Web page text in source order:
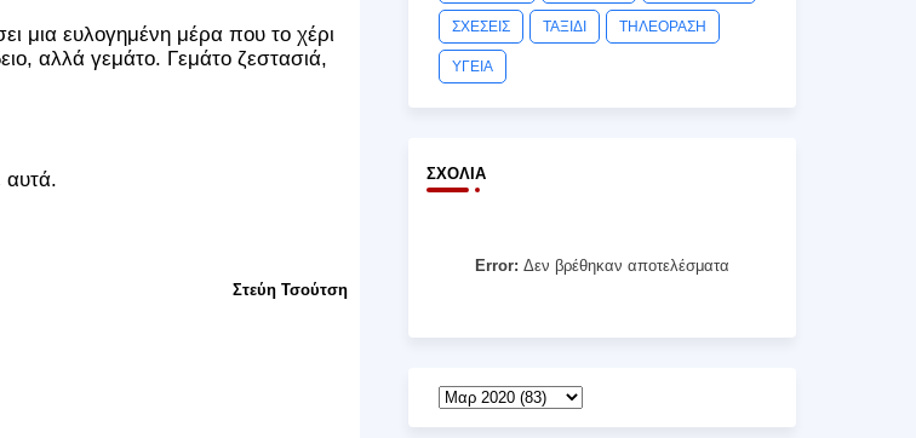
μια ευλογημένη μέρα που το χέρι
αλλά γεμάτο. Γεμάτο ζεστασιά,
αυτά.
Στεύη Τσούτση
ΣΧΕΣΕΙΣ ΤΑΞΙΔΙ ΤΗΛΕΟΡΑΣΗ
ΥΓΕΙΑ
ΣΧΌΛΙΑ
Error: Δεν βρέθηκαν αποτελέσματα